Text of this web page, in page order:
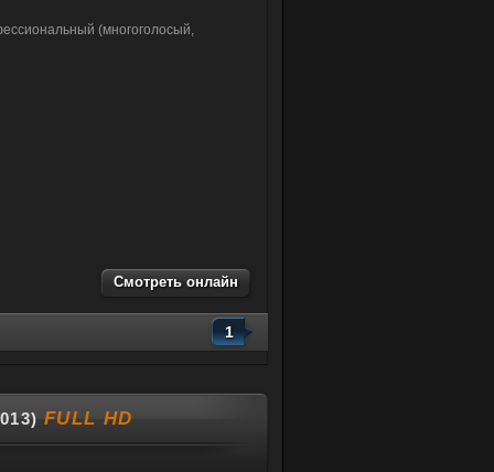
(многоголосый,
Смотреть онлайн
1
FULL HD